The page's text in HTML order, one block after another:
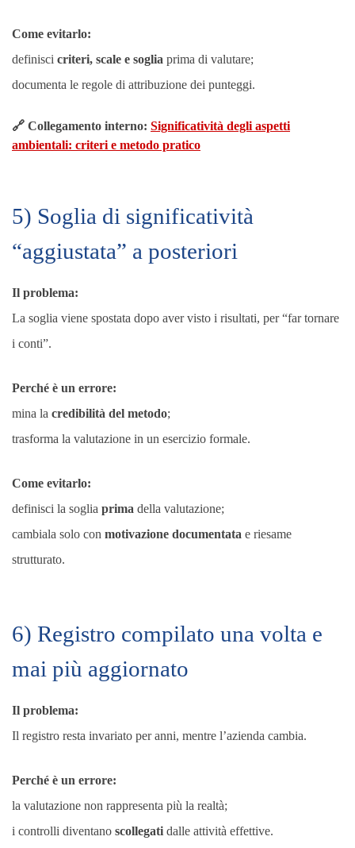
Come evitarlo:
definisci criteri, scale e soglia prima di valutare;
documenta le regole di attribuzione dei punteggi.
🔗 Collegamento interno: Significatività degli aspetti
ambientali: criteri e metodo pratico
5) Soglia di significatività
“aggiustata” a posteriori
Il problema:
La soglia viene spostata dopo aver visto i risultati, per “far tornare
i conti”.
Perché è un errore:
mina la credibilità del metodo;
trasforma la valutazione in un esercizio formale.
Come evitarlo:
definisci la soglia prima della valutazione;
cambiala solo con motivazione documentata e riesame
strutturato.
6) Registro compilato una volta e
mai più aggiornato
Il problema:
Il registro resta invariato per anni, mentre l’azienda cambia.
Perché è un errore:
la valutazione non rappresenta più la realtà;
i controlli diventano scollegati dalle attività effettive.